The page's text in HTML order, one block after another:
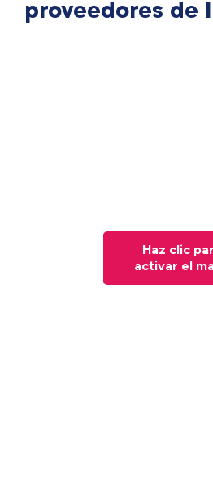
proveedores de
Haz clic
activar el